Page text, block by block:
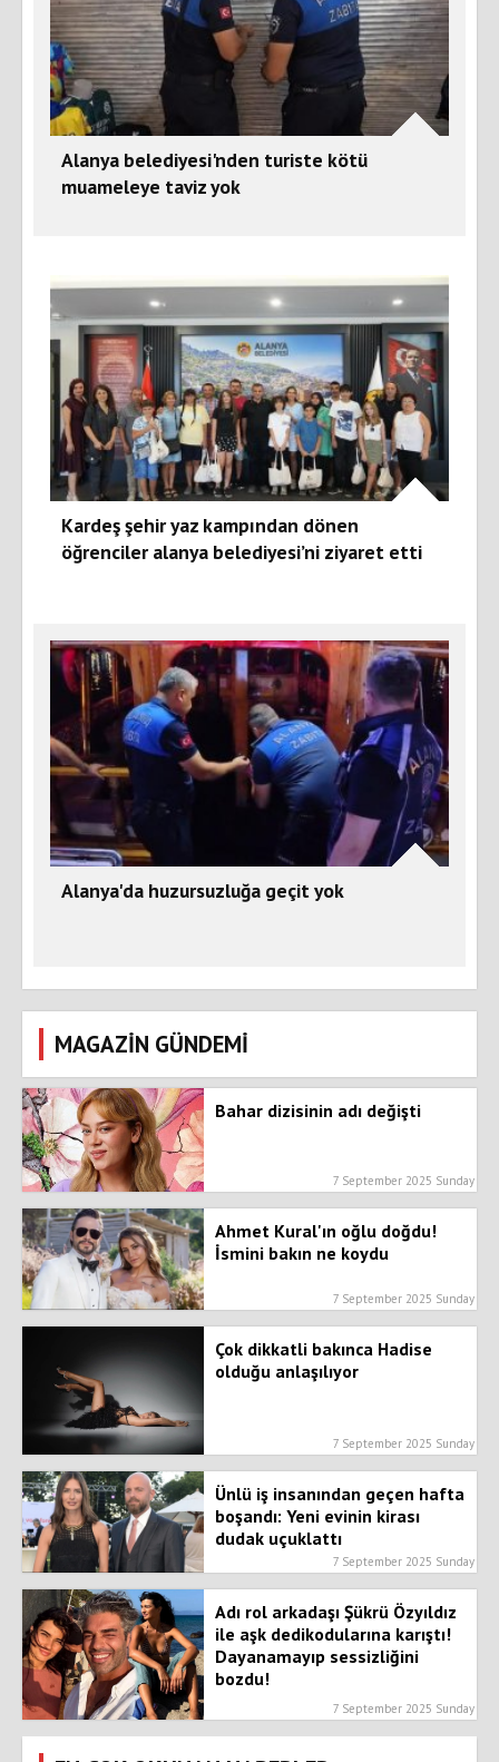
Alanya belediyesi'nden turiste kötü
muameleye taviz yok
Kardeş şehir yaz kampından dönen
öğrenciler alanya belediyesi’ni ziyaret etti
Alanya'da huzursuzluğa geçit yok
MAGAZİN GÜNDEMİ
Bahar dizisinin adı değişti
7 September 2025 Sunday
Ahmet Kural'ın oğlu doğdu!
İsmini bakın ne koydu
7 September 2025 Sunday
Çok dikkatli bakınca Hadise
olduğu anlaşılıyor
7 September 2025 Sunday
Ünlü iş insanından geçen hafta
boşandı: Yeni evinin kirası
dudak uçuklattı
7 September 2025 Sunday
Adı rol arkadaşı Şükrü Özyıldız
ile aşk dedikodularına karıştı!
Dayanamayıp sessizliğini
bozdu!
7 September 2025 Sunday